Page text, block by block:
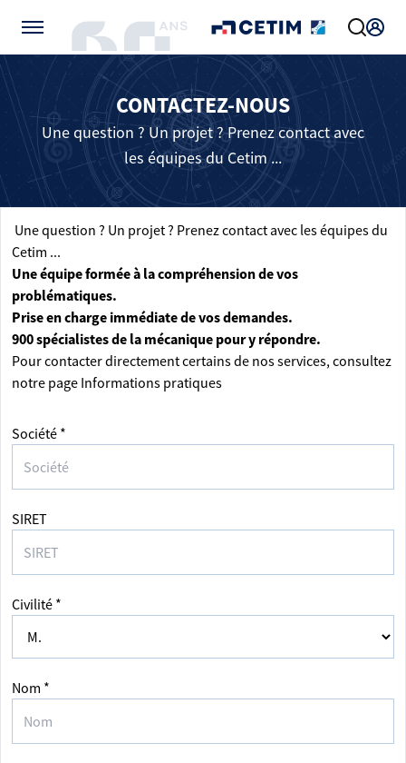
CONTACTEZ-NOUS
Une question ? Un projet ? Prenez contact avec
les équipes du Cetim ...
Une question ? Un projet ? Prenez contact avec les équipes du
Cetim ...
Une équipe formée à la compréhension de vos
problématiques.
Prise en charge immédiate de vos demandes.
900 spécialistes de la mécanique pour y répondre.
Pour contacter directement certains de nos services, consultez
notre page Informations pratiques
Société *
SIRET
Civilité *
Nom *